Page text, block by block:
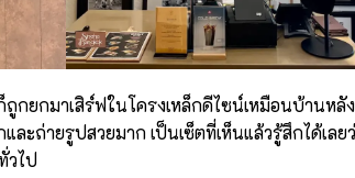
ถูกยกมาเสิร์ฟในโครงเหล็กดีไซน์เหมือนบ้านห
ละถ่ายรูปสวยมาก เป็นเซ็ตที่เห็นแล้วรู้สึกได้เล
วไป